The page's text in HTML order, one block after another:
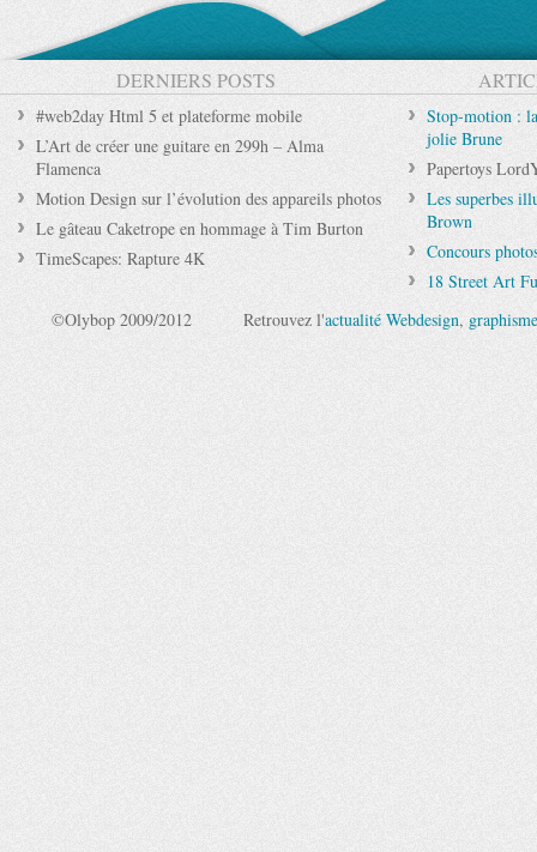
DERNIERS POSTS
#web2day Html 5 et plateforme mobile
L’Art de créer une guitare en 299h – Alma
Flamenca
Motion Design sur l’évolution des appareils photos
Le gâteau Caketrope en hommage à Tim Burton
TimeScapes: Rapture 4K
Stop-motion :
jolie Brune
Papertoys
Les superbes
Brown
Concours
18 Street Art
©Olybop 2009/2012
Retrouvez l'actualité Webdesign, graphisme